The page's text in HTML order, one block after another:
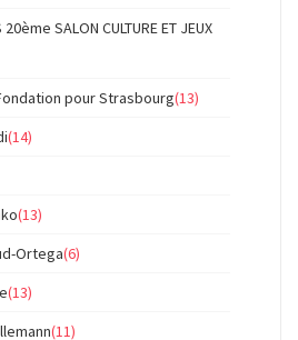
20ème SALON CULTURE ET JEUX
pour Strasbourg(13)
(14)
(13)
Ortega(6)
(13)
(11)